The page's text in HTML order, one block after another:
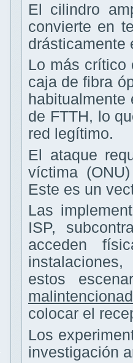
El cilindro
convierte en
drásticamente
Lo más crítico
caja de fibra
de FTTH, lo
red legítimo.
El ataque
víctima
Este es un
Las
ISP,
acceden
estos
colocar el
Los
investigación